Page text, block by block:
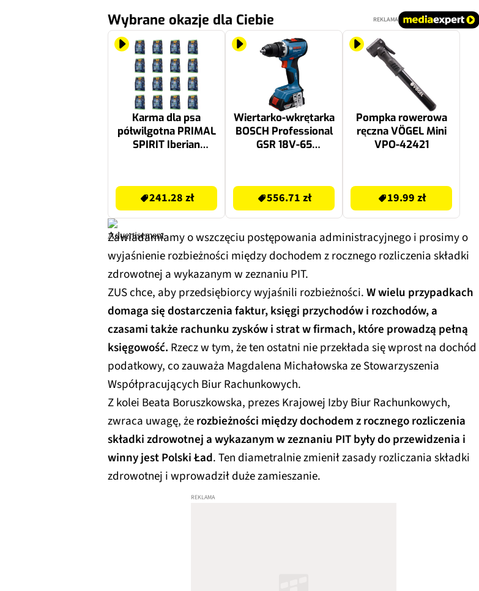
Wybrane okazje dla Ciebie REKLAMA
Karma dla psa
półwilgotna PRIMAL
SPIRIT Iberian
241.28 zł
Wiertarko-wkrętarka
BOSCH Professional
GSR 18V-65
556.71 zł
Pompka rowerowa
ręczna VÖGEL Mini
VPO-42421
19.99 zł
Zawiadamiamy o wszczęciu postępowania administracyjnego i prosimy o
wyjaśnienie rozbieżności między dochodem z rocznego rozliczenia składki
zdrowotnej a wykazanym w zeznaniu PIT.
ZUS chce, aby przedsiębiorcy wyjaśnili rozbieżności.W wielu przypadkach
domaga się dostarczenia faktur, księgi przychodów i rozchodów, a
czasami także rachunku zysków i strat w firmach, które prowadzą pełną
księgowość. Rzecz w tym, że ten ostatni nie przekłada się wprost na dochód
podatkowy, co zauważa Magdalena Michałowska ze Stowarzyszenia
Współpracujących Biur Rachunkowych.
Z kolei Beata Boruszkowska, prezes Krajowej Izby Biur Rachunkowych,
zwraca uwagę, żerozbieżności między dochodem z rocznego rozliczenia
składki zdrowotnej a wykazanym w zeznaniu PIT były do przewidzenia i
winny jest Polski Ład. Ten diametralnie zmienił zasady rozliczania składki
zdrowotnej i wprowadził duże zamieszanie.